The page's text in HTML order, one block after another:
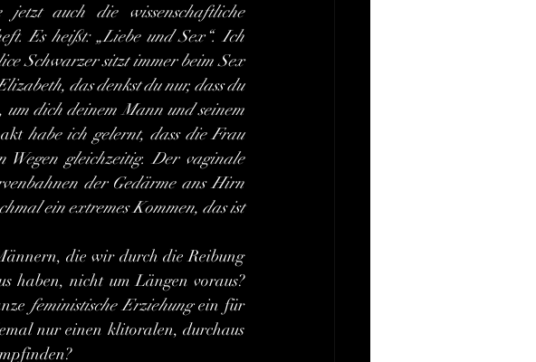
jetzt auch die wissenschaftliche
Es heißt: „Liebe und Sex“. Ich
Schwarzer sitzt immer beim Sex
das denkst du nur, dass du
dich deinem Mann und seinem
habe ich gelernt, dass die Frau
Wegen gleichzeitig. Der vaginale
der Gedärme ans Hirn
ein extremes Kommen, das ist
haben, nicht um Längen voraus?
feministische Erziehung ein für
nur einen klitoralen, durchaus